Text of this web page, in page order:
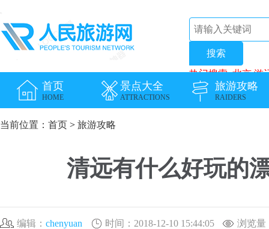
热门搜索: 北京 游
首页
HOME
景点大全
ATTRACTIONS
旅游攻略
RAIDERS
当前位置： 首页 > 旅游攻略
清远有什么好玩的
编辑： chenyuan 时间：2018-12-10 15:44:05 浏览量